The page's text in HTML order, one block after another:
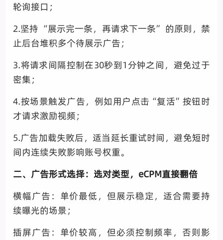
轮询接口；
2.坚持 “展示完一条，再请求下一条” 的原则，禁
止后台堆积多个待展示广告；
3.将请求间隔控制在30秒到1分钟之间，避免过于
密集；
4.按场景触发广告，例如用户点击“复活”按钮时
才请求激励视频；
5.广告加载失败后，适当延长重试时间，避免短时
间内连续失败影响账号权重。
二、广告形式选择：选对类型，eCPM直接翻倍
横幅广告：单价最低，但展示稳定，适合需要持
续曝光的场景；
插屏广告：单价较高，但必须控制频率，否则影